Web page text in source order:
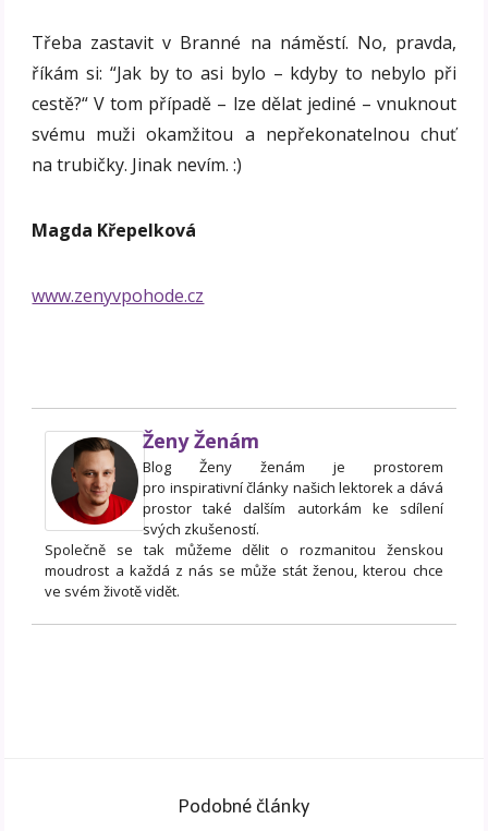
Třeba zastavit v Branné na náměstí. No, pravda,
říkám si: “Jak by to asi bylo – kdyby to nebylo při
cestě?“ V tom případě – lze dělat jediné – vnuknout
svému muži okamžitou a nepřekonatelnou chuť
na trubičky. Jinak nevím. :)
Magda Křepelková
www.zenyvpohode.cz
Ženy Ženám
Blog Ženy ženám je prostorem
pro inspirativní články našich lektorek a dává
prostor také dalším autorkám ke sdílení
svých zkušeností.
Společně se tak můžeme dělit o rozmanitou ženskou
moudrost a každá z nás se může stát ženou, kterou chce
ve svém životě vidět.
Podobné články